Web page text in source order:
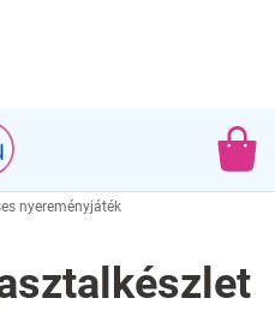
nyereményjáték